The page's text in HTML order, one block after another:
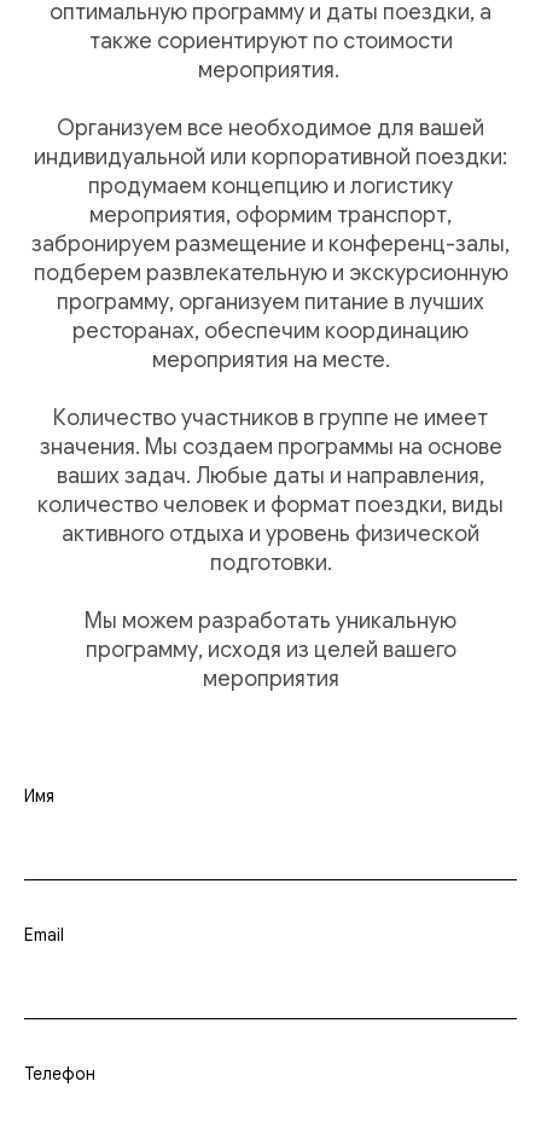
оптимальную программу и даты поездки, а
также сориентируют по стоимости
мероприятия.
Организуем все необходимое для вашей
индивидуальной или корпоративной поездки:
продумаем концепцию и логистику
мероприятия, оформим транспорт,
забронируем размещение и конференц-залы,
подберем развлекательную и экскурсионную
программу, организуем питание в лучших
ресторанах, обеспечим координацию
мероприятия на месте.
Количество участников в группе не имеет
значения. Мы создаем программы на основе
ваших задач. Любые даты и направления,
количество человек и формат поездки, виды
активного отдыха и уровень физической
подготовки.
Мы можем разработать уникальную
программу, исходя из целей вашего
мероприятия
Имя
Email
Телефон